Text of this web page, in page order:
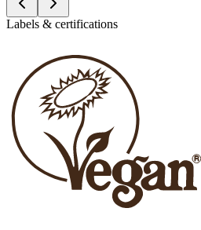
Labels & certifications